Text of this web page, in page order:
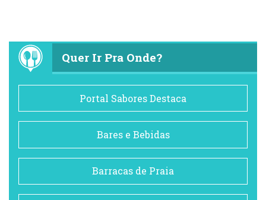
Quer Ir Pra Onde?
Portal Sabores Destaca
Bares e Bebidas
Barracas de Praia